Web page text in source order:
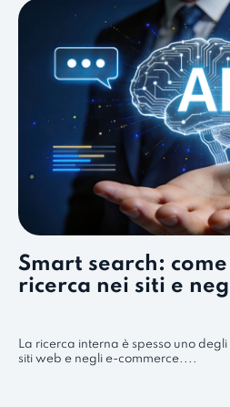
Smart search:
ricerca nei siti e
La ricerca interna è spesso uno
siti web e negli e-commerce....